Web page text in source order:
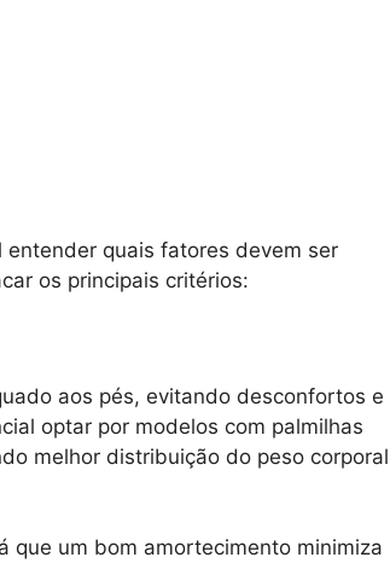
quais fatores devem ser
os principais critérios:
aos pés, evitando desconfortos e
optar por modelos com palmilhas
melhor distribuição do peso corporal
que um bom amortecimento minimiza